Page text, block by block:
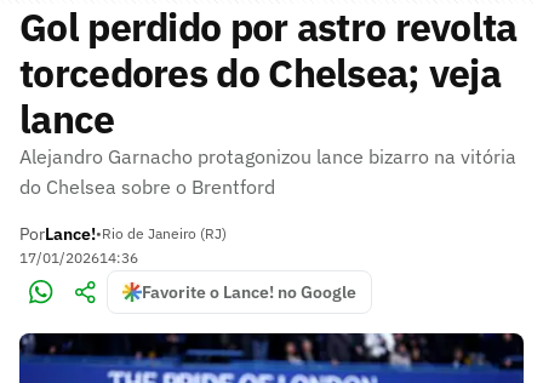
Gol perdido por astro revolta
torcedores do Chelsea; veja
lance
Alejandro Garnacho protagonizou lance bizarro na vitória
do Chelsea sobre o Brentford
PorLance!•Rio de Janeiro (RJ)
17/01/202614:36
Favorite o Lance! no Google